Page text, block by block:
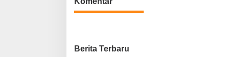
Berita Terbaru